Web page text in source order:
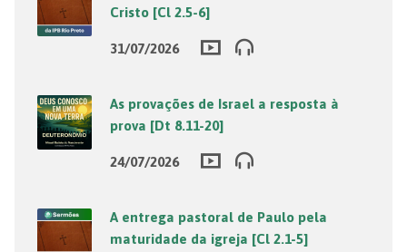
Cristo [Cl 2.5-6]
31/07/2026
As provações de Israel a resposta à
prova [Dt 8.11-20]
24/07/2026
A entrega pastoral de Paulo pela
maturidade da igreja [Cl 2.1-5]